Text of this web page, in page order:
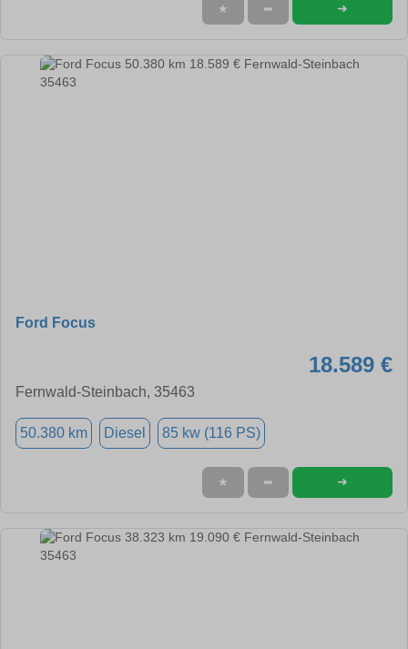
★ ➦ ➜
Ford Focus
18.589 €
Fernwald-Steinbach, 35463
50.380 km Diesel 85 kw (116 PS)
★ ➦ ➜